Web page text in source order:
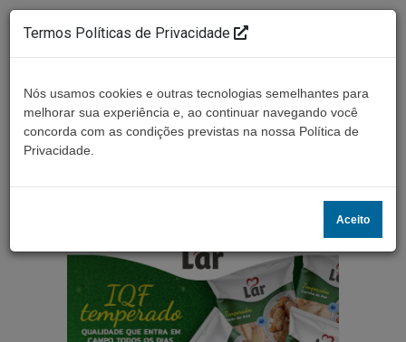
Termos Políticas de Privacidade
Nós usamos cookies e outras tecnologias semelhantes para
melhorar sua experiência e, ao continuar navegando você
concorda com as condições previstas na nossa Política de
Privacidade.
Aceito